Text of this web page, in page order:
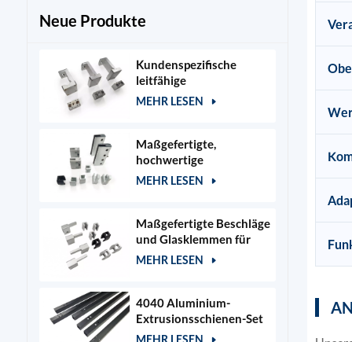
Neue Produkte
Kundenspezifische
leitfähige
Aluminiumprofile und
MEHR LESEN
Maßgefertigte,
hochwertige
Türklemmen aus
Holz
MEHR LESEN
Maßgefertigte Beschläge
und Glasklemmen für
Aluminium-Schiebetüren
MEHR LESEN
4040 Aluminium-
Extrusionsschienen-Set
für 400x400mm
MEHR LESEN